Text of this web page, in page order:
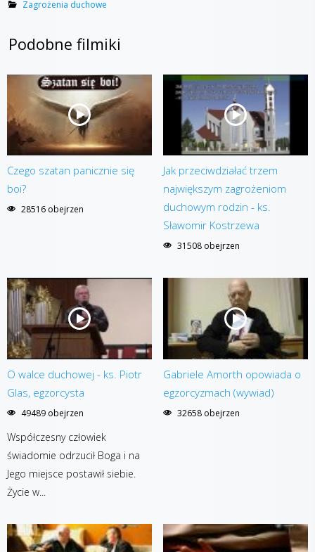
Zagrożenia duchowe
Podobne filmiki
Czego szatan panicznie się
boi?
28516 obejrzen
Jak przeciwdziałać trzem
największym zagrożeniom
duchowym rodzin - ks.
Sławomir Kostrzewa
31508 obejrzen
O walce duchowej - ks. Piotr
Glas, egzorcysta
49489 obejrzen
Współczesny człowiek
świadomie odrzucił Boga i na
Jego miejsce postawił siebie.
Życie w...
Gabriele Amorth opowiada o
egzorcyzmach (wywiad)
32658 obejrzen